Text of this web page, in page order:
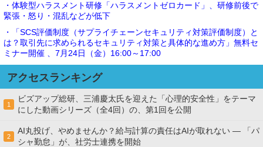
・体験型ハラスメント研修「ハラスメントゼロカード」、研修前後で
緊張・怒り・混乱などが低下
・「SCS評価制度（サプライチェーンセキュリティ対策評価制度）と
は？取引先に求められるセキュリティ対策と具体的な進め方」無料セ
ミナー開催 、7月24日（金）16:00～17:00
アクセスランキング
1
ビズアップ総研、三浦慶太氏を迎えた「心理的安全性」をテーマ
にした動画シリーズ（全4回）の、第1回を公開
2
AI丸投げ、やめませんか？給与計算の責任はAIが取れない ― 「パ
シャ勤怠」が、社労士連携を開始